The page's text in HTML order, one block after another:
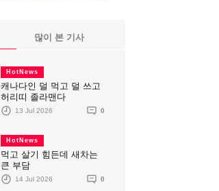
많이 본 기사
HotNews
캐나다인 덜 먹고 덜 쓰고
허리띠 졸라맨다
13 Jul 2026 0
HotNews
먹고 살기 힘든데 새차는
큰 부담
14 Jul 2026 0